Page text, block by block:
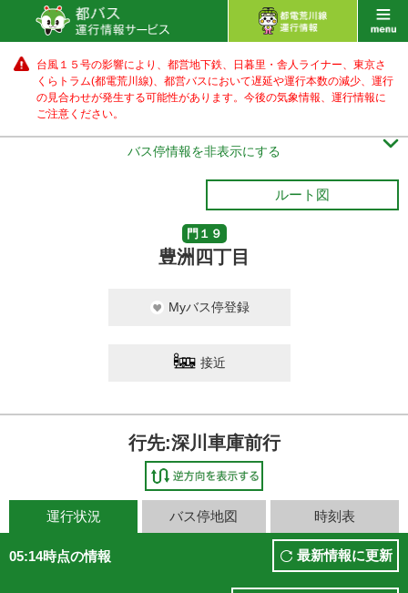
台風１５号の影響により、都営地下鉄、日暮里・舎人ライナー、東京さ
くらトラム(都電荒川線)、都営バスにおいて遅延や運行本数の減少、運行
の見合わせが発生する可能性があります。 今後の気象情報、運行情報に
ご注意ください。
バス停情報を非表示にする 
ルート図
門１９
豊洲四丁目
Myバス停登録
接近
行先:深川車庫前行
運行状況 バス停地図 時刻表
05:14時点の情報 最新情報に更新